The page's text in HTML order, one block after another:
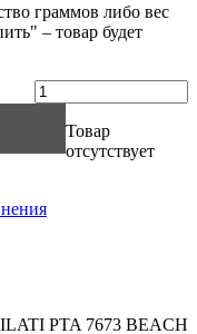
граммов либо вес
– товар будет
Товар
отсутствует
PTA 7673 BEACH